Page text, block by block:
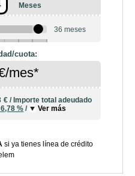
Meses
36 meses
cuota:
mes*
€ /Importe total adeudado
6,78 % / Ver más
si ya tienes línea de crédito